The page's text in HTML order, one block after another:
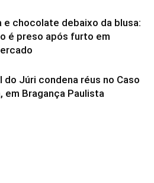
e chocolate debaixo da blusa:
é preso após furto em
do Júri condena réus no Caso
em Bragança Paulista